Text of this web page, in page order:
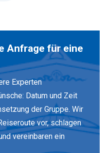
Anfrage für eine
Experten
Datum und Zeit
der Gruppe. Wir
vor, schlagen
vereinbaren ein